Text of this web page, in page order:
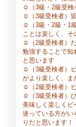
☺（3級・2級受検
☺（3級受検者）
☺（3級・2級・1
ことは楽しく、そ
☺（2級受検者）
勉強することで知
と思います
☺（3級受検者）
がより楽しく、ま
☺（2級受検者）
☺（3級受検者）
美味しく楽しくビ
迷っている方がい
りだと思います！